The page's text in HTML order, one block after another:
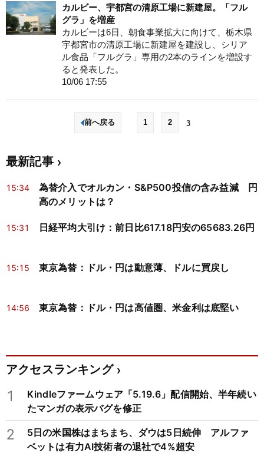
カルビー、宇都宮の清原工場に新建屋。「フル
グラ」を増産
カルビーは6日、朝食事業拡大に向けて、栃木県
宇都宮市の清原工場に新建屋を建設し、シリア
ル食品「フルグラ」専用の2本のラインを増設す
ると発表した。
10/06 17:55
前へ戻る 1 2 3
最新記事
15:34
為替介入でオルカン・S&P500投信の含み益減 円
高のメリットは？
15:31 日経平均大引け：前日比617.18円安の65683.26円
15:15 東京為替：ドル・円は動意薄、ドルに買戻し
14:56 東京為替：ドル・円は高値圏、米金利は底堅い
アクセスランキング
1
Kindleファームウェア「5.19.6」配信開始、半年続い
たマンガの表示バグを修正
2
5日の米国株はまちまち、ダウは5日続伸 アルファ
ベットは有力AI技術者の退社で4%超安